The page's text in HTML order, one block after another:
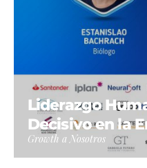
Liderazgo
Decisivo en la
Growth a Nosotros